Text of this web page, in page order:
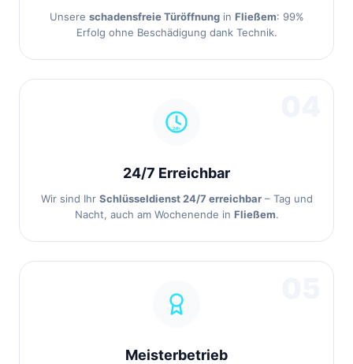
Unsere schadensfreie Türöffnungin Fließem: 99%
Erfolg ohne Beschädigung dank Technik.
24/7 Erreichbar
Wir sind Ihr Schlüsseldienst 24/7 erreichbar– Tag und
Nacht, auch am Wochenende in Fließem.
Meisterbetrieb